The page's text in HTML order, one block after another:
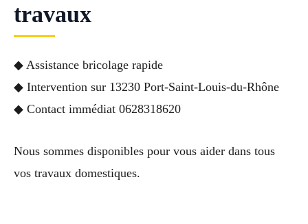
travaux
◆ Assistance bricolage rapide
◆ Intervention sur 13230 Port-Saint-Louis-du-Rhône
◆ Contact immédiat 0628318620
Nous sommes disponibles pour vous aider dans tous
vos travaux domestiques.